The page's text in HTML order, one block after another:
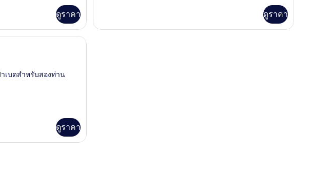
ดูราคา
เกี่ยว
ดูราคา
สง
สวีท | เครื่องนอนป้องกันสารก่อภูมิแพ้, ตู้นิรภัยในห้องพัก, ผ้าม่านกันแสง
เบดสำหรับสองท่าน
ดูราคา